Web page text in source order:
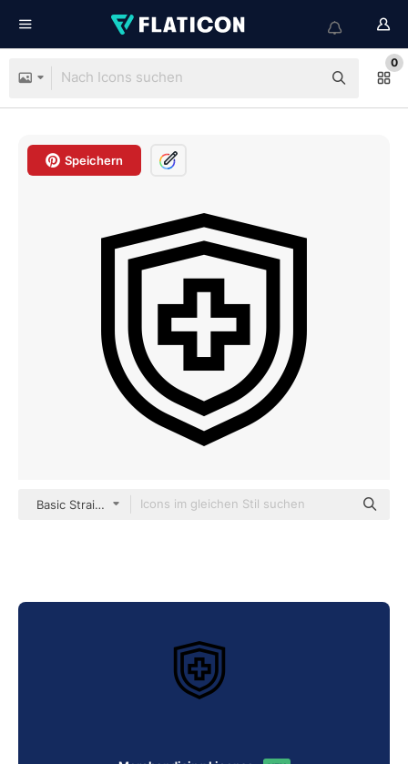
0
Speichern
Basic Straight Lineal